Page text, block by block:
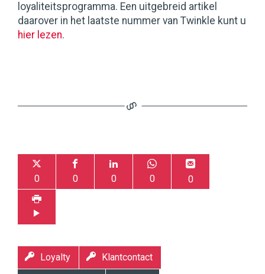
loyaliteitsprogramma. Een uitgebreid artikel
daarover in het laatste nummer van Twinkle kunt u
hier lezen.
0 0 0 0 0
Loyalty Klantcontact